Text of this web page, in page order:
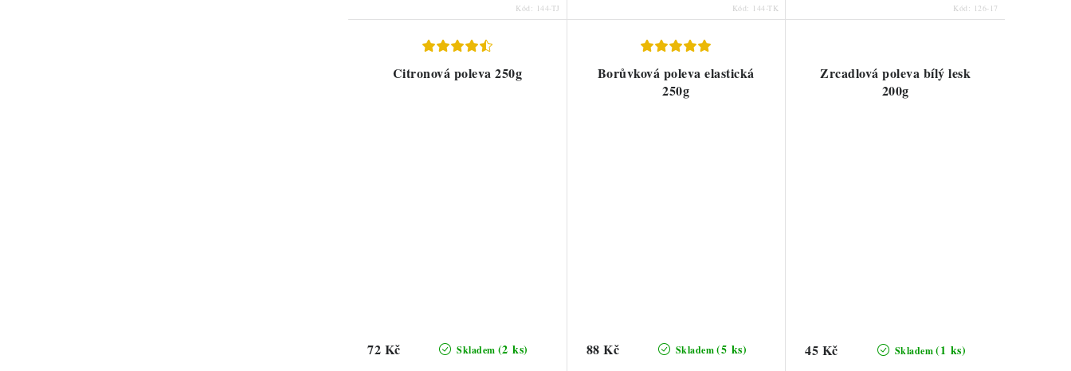
Kód: 144-TJ Kód: 144-TK Kód: 126-17
Citronová poleva 250g
Skladem (2 ks)
72 Kč
Borůvková poleva elastická
250g
Skladem (5 ks)
88 Kč
Zrcadlová poleva bílý lesk
200g
Skladem (1 ks)
45 Kč